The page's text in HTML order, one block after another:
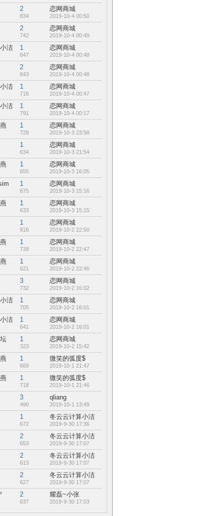
2
834
恋网商城
2019-10-4 00:50
2
742
恋网商城
2019-10-4 00:49
洁 1
647
恋网商城
2019-10-4 00:48
2
843
恋网商城
2019-10-4 00:48
洁 1
716
恋网商城
2019-10-4 00:47
洁 1
791
恋网商城
2019-10-4 00:17
1
728
恋网商城
2019-10-3 23:58
1
634
恋网商城
2019-10-3 21:54
1
655
恋网商城
2019-10-3 16:05
1
675
恋网商城
2019-10-3 15:16
1
633
恋网商城
2019-10-3 15:15
1
816
恋网商城
2019-10-2 22:50
1
739
恋网商城
2019-10-2 22:47
1
621
恋网商城
2019-10-2 22:46
3
732
恋网商城
2019-10-2 16:02
洁 1
705
恋网商城
2019-10-2 16:01
洁 1
641
恋网商城
2019-10-2 16:01
1
323
恋网商城
2019-10-2 15:42
1
669
微笑的弧度$
2019-10-1 21:47
1
718
微笑的弧度$
2019-10-1 21:46
3
490
qliang
2019-10-1 13:49
1
672
冬云云计算小洁
2019-9-30 17:36
2
653
冬云云计算小洁
2019-9-30 17:07
2
613
冬云云计算小洁
2019-9-30 17:07
2
627
冬云云计算小洁
2019-9-30 17:07
2
637
耀磊~小张
2019-9-30 17:03